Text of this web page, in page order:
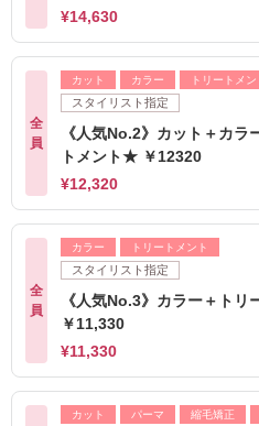
¥14,630
全
員
カット カラー トリートメン
スタイリスト指定
《人気No.2》カット＋カラ
トメント★ ￥12320
¥12,320
全
員
カラー トリートメント
スタイリスト指定
《人気No.3》カラー＋ト
￥11,330
¥11,330
カット パーマ 縮毛矯正